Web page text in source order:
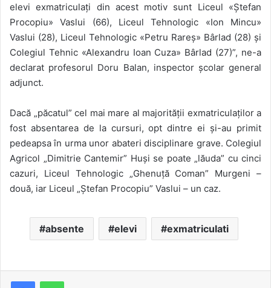
elevi exmatriculați din acest motiv sunt Liceul «Ștefan
Procopiu» Vaslui (66), Liceul Tehnologic «Ion Mincu»
Vaslui (28), Liceul Tehnologic «Petru Rareș» Bârlad (28) și
Colegiul Tehnic «Alexandru Ioan Cuza» Bârlad (27)”, ne-a
declarat profesorul Doru Balan, inspector școlar general
adjunct.
Dacă „păcatul” cel mai mare al majorității exmatriculaților a
fost absentarea de la cursuri, opt dintre ei și-au primit
pedeapsa în urma unor abateri disciplinare grave. Colegiul
Agricol „Dimitrie Cantemir” Huși se poate „lăuda” cu cinci
cazuri, Liceul Tehnologic „Ghenuță Coman” Murgeni –
două, iar Liceul „Ștefan Procopiu” Vaslui – un caz.
absente elevi exmatriculati